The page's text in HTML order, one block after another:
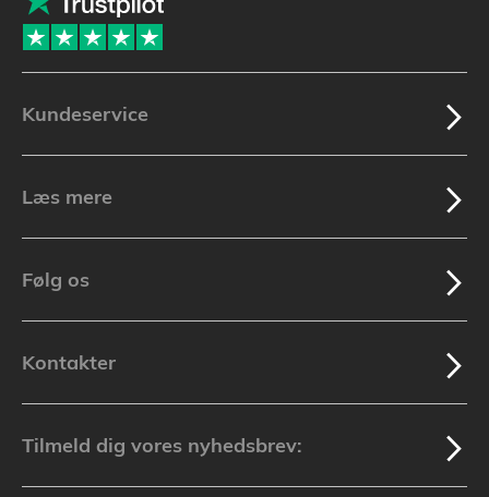
Kundeservice
Læs mere
Følg os
Kontakter
Tilmeld dig vores nyhedsbrev: